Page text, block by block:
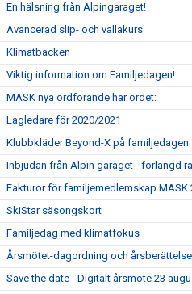
En hälsning från Alpingaraget!
Avancerad slip- och vallakurs
Klimatbacken
Viktig information om Familjedagen!
MASK nya ordförande har ordet:
Lagledare för 2020/2021
Klubbkläder Beyond-X på familjedagen
Inbjudan från Alpin garaget - förlängd
Fakturor för familjemedlemskap MASK
SkiStar säsongskort
Familjedag med klimatfokus
Årsmötet-dagordning och
Save the date - Digitalt årsmöte 23